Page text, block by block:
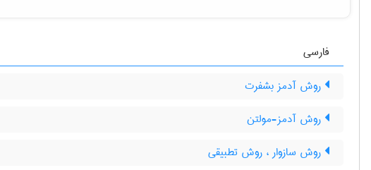
فارسی
روش آدمز بشفرت
روش آدمز-مولتن
روش سازوار ، روش تطبیقی